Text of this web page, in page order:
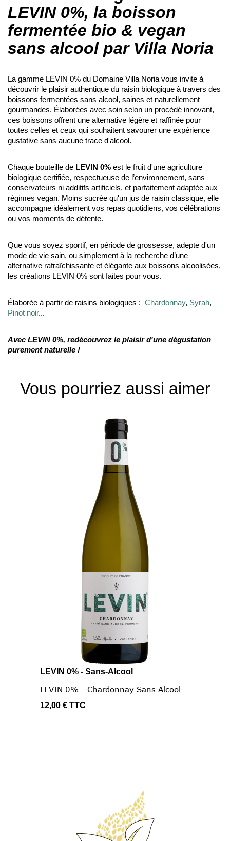
LEVIN 0%, la boisson
fermentée bio & vegan
sans alcool par Villa Noria
La gamme LEVIN 0% du Domaine Villa Noria vous invite à
découvrir le plaisir authentique du raisin biologique à travers des
boissons fermentées sans alcool, saines et naturellement
gourmandes. Élaborées avec soin selon un procédé innovant,
ces boissons offrent une alternative légère et raffinée pour
toutes celles et ceux qui souhaitent savourer une expérience
gustative sans aucune trace d'alcool.
Chaque bouteille de LEVIN 0% est le fruit d'une agriculture
biologique certifiée, respectueuse de l’environnement, sans
conservateurs ni additifs artificiels, et parfaitement adaptée aux
régimes vegan. Moins sucrée qu'un jus de raisin classique, elle
accompagne idéalement vos repas quotidiens, vos célébrations
ou vos moments de détente.
Que vous soyez sportif, en période de grossesse, adepte d'un
mode de vie sain, ou simplement à la recherche d’une
alternative rafraîchissante et élégante aux boissons alcoolisées,
les créations LEVIN 0% sont faites pour vous.
Élaborée à partir de raisins biologiques : Chardonnay, Syrah,
Pinot noir...
Avec LEVIN 0%, redécouvrez le plaisir d'une dégustation
purement naturelle !
Vous pourriez aussi aimer
LEVIN 0% - Sans-Alcool
LEVIN 0% - Chardonnay Sans Alcool
12,00 € TTC